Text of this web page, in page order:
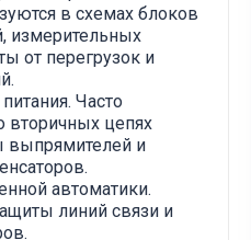
в схемах блоков
измерительных
от перегрузок и
Часто
вторичных цепях
выпрямителей и
автоматики.
линий связи и